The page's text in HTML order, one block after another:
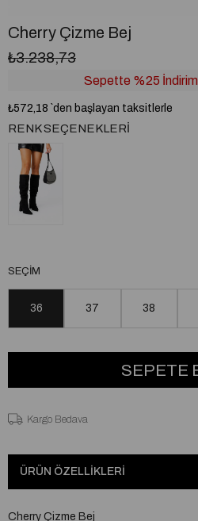
Cherry Çizme Bej
₺3.238,73
Sepette %25 İndirim
₺572,18 `den başlayan taksitlerle
RENK SEÇENEKLERI
SEÇIM
36 37 38
Kargo Bedava
ÜRÜN ÖZELLIKLERI
Cherry Çizme Bej